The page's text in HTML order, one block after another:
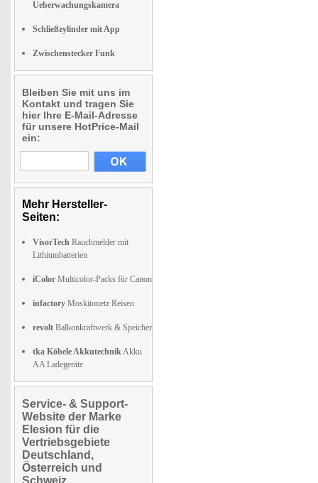
Ueberwachungskamera
Schließzylinder mit App
Zwischenstecker Funk
Bleiben Sie mit uns im
Kontakt und tragen Sie
hier Ihre E-Mail-Adresse
für unsere HotPrice-Mail
ein:
Mehr Hersteller-
Seiten:
VisorTech Rauchmelder mit
Lithiumbatterien
iColor Multicolor-Packs für Canon
infactory Moskitonetz Reisen
revolt Balkonkraftwerk & Speicher
tka Köbele AkkutechnikAkku
AA Ladegeräte
Service- & Support-
Website der Marke
Elesion für die
Vertriebsgebiete
Deutschland,
Österreich und
Schweiz